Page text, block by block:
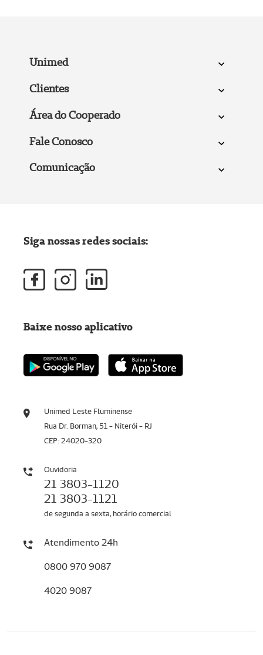
Unimed
Clientes
Área do Cooperado
Fale Conosco
Comunicação
Unimed Leste Fluminense
Rua Dr. Borman, 51 - Niterói - RJ
CEP: 24020-320
Ouvidoria
21 3803-1120
21 3803-1121
de segunda a sexta, horário comercial
Atendimento 24h
0800 970 9087
4020 9087
Siga nossas redes sociais:
Baixe nosso aplicativo